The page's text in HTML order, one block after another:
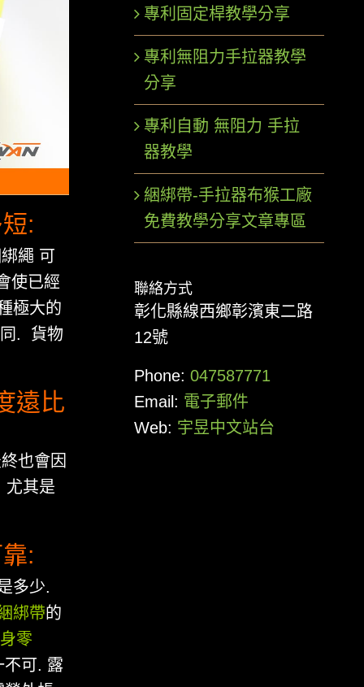
:
繩 可
使已經
極大的
. 貨物
遠比
也會因
尤其是
:
多少.
綁帶的
零
不可. 露
專利固定桿教學分享
專利無阻力手拉器教學
分享
專利自動 無阻力 手拉
器教學
綑綁帶-手拉器布猴工廠
免費教學分享文章專區
聯絡方式
彰化縣線西鄉彰濱東二路
12號
Phone:047587771
Email: 電子郵件
Web: 宇昱中文站台